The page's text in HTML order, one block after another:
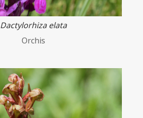
Dactylorhiza elata
Orchis